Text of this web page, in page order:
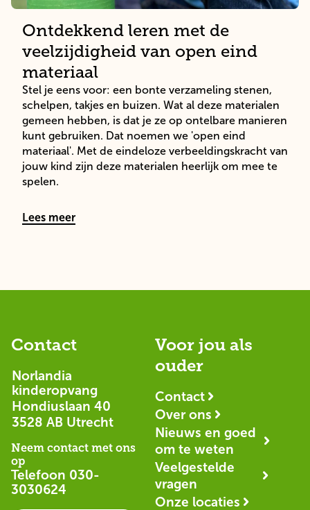
Ontdekkend leren met de
veelzijdigheid van open eind
materiaal
Stel je eens voor: een bonte verzameling stenen,
schelpen, takjes en buizen. Wat al deze materialen
gemeen hebben, is dat je ze op ontelbare manieren
kunt gebruiken. Dat noemen we 'open eind
materiaal'. Met de eindeloze verbeeldingskracht van
jouw kind zijn deze materialen heerlijk om mee te
spelen.
Lees meer
Contact
Norlandia
kinderopvang
Hondiuslaan 40
3528 AB Utrecht
Neem contact met ons
op
Telefoon 030-
3030624
Voor jou als
ouder
Contact
Over ons
Nieuws en goed
om te weten
Veelgestelde
vragen
Onze locaties